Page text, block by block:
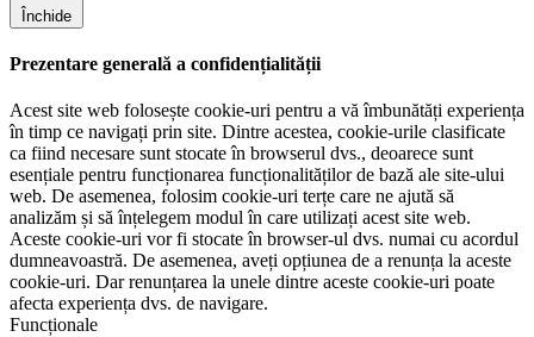
Închide
Prezentare generală a confidențialității
Acest site web folosește cookie-uri pentru a vă îmbunătăți experiența
în timp ce navigați prin site. Dintre acestea, cookie-urile clasificate
ca fiind necesare sunt stocate în browserul dvs., deoarece sunt
esențiale pentru funcționarea funcționalităților de bază ale site-ului
web. De asemenea, folosim cookie-uri terțe care ne ajută să
analizăm și să înțelegem modul în care utilizați acest site web.
Aceste cookie-uri vor fi stocate în browser-ul dvs. numai cu acordul
dumneavoastră. De asemenea, aveți opțiunea de a renunța la aceste
cookie-uri. Dar renunțarea la unele dintre aceste cookie-uri poate
afecta experiența dvs. de navigare.
Funcționale